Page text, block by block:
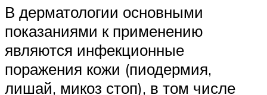
В дерматологии основными
показаниями к применению
являются инфекционные
поражения кожи (пиодермия,
лишай, микоз стоп), в том числе